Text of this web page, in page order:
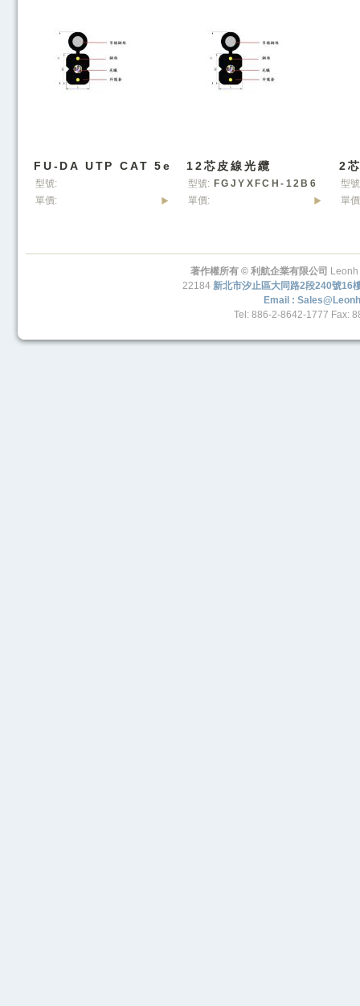
FU-DA UTP CAT 5e
網路線
型號:
單價:
12芯皮線光纜
+Y(G657A2)
型號: FGJYXFCH-12B6
單價:
2
型
單
著作權所有 © 利航企業有限公司
22184 新北市汐止區大同路2段240號16
Email :
Tel: 886-2-8642-1777 Fax: